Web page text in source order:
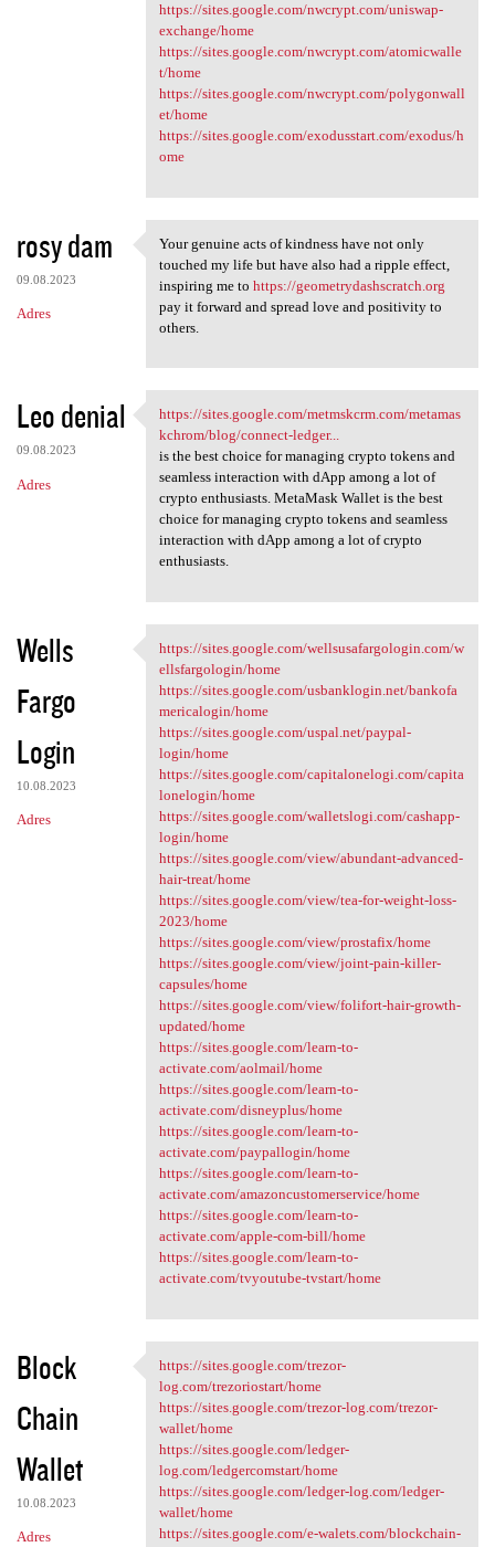
https://sites.google.com/nwcrypt.com/uniswap-
exchange/home
https://sites.google.com/nwcrypt.com/atomicwalle
t/home
https://sites.google.com/nwcrypt.com/polygonwall
et/home
https://sites.google.com/exodusstart.com/exodus/h
ome
rosy dam
09.08.2023
Adres
Your genuine acts of kindness
Your genuine acts of kindness have not only
touched my life but have also had a ripple effect,
inspiring me to https://geometrydashscratch.org
pay it forward and spread love and positivity to
others.
Leo denial
09.08.2023
Adres
https://sites.google.com
https://sites.google.com/metmskcrm.com/metamas
kchrom/blog/connect-ledger...
is the best choice for managing crypto tokens and
seamless interaction with dApp among a lot of
crypto enthusiasts. MetaMask Wallet is the best
choice for managing crypto tokens and seamless
interaction with dApp among a lot of crypto
enthusiasts.
Wells
Fargo
Login
10.08.2023
Adres
https://sites.google.com
https://sites.google.com/wellsusafargologin.com/w
ellsfargologin/home
https://sites.google.com/usbanklogin.net/bankofa
mericalogin/home
https://sites.google.com/uspal.net/paypal-
login/home
https://sites.google.com/capitalonelogi.com/capita
lonelogin/home
https://sites.google.com/walletslogi.com/cashapp-
login/home
https://sites.google.com/view/abundant-advanced-
hair-treat/home
https://sites.google.com/view/tea-for-weight-loss-
2023/home
https://sites.google.com/view/prostafix/home
https://sites.google.com/view/joint-pain-killer-
capsules/home
https://sites.google.com/view/folifort-hair-growth-
updated/home
https://sites.google.com/learn-to-
activate.com/aolmail/home
https://sites.google.com/learn-to-
activate.com/disneyplus/home
https://sites.google.com/learn-to-
activate.com/paypallogin/home
https://sites.google.com/learn-to-
activate.com/amazoncustomerservice/home
https://sites.google.com/learn-to-
activate.com/apple-com-bill/home
https://sites.google.com/learn-to-
activate.com/tvyoutube-tvstart/home
Block
Chain
Wallet
10.08.2023
Adres
https://sites.google.com
https://sites.google.com/trezor-
log.com/trezoriostart/home
https://sites.google.com/trezor-log.com/trezor-
wallet/home
https://sites.google.com/ledger-
log.com/ledgercomstart/home
https://sites.google.com/ledger-log.com/ledger-
wallet/home
https://sites.google.com/e-walets.com/blockchain-